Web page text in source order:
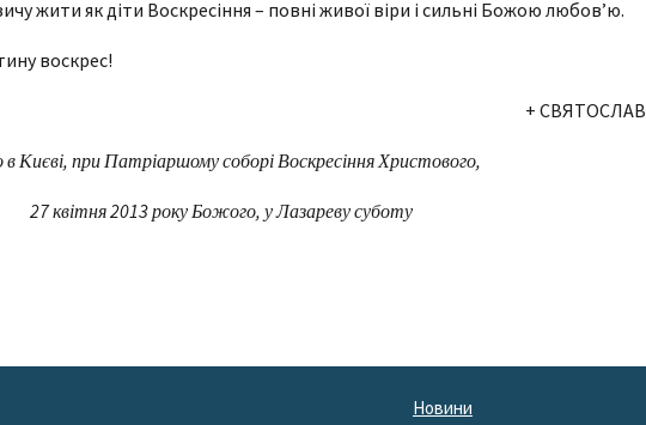
жити як діти Воскресіння – повні живої віри і сильні Божою любов’ю.
воскрес!
+ СВЯТОСЛАВ
Києві, при Патріаршому соборі Воскресіння Христового,
27 квітня 2013 року Божого, у Лазареву суботу
Новини